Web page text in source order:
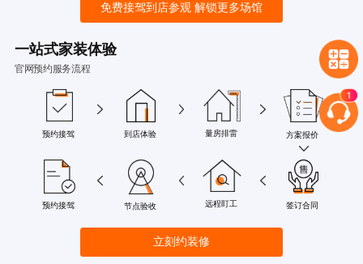
免费接驾到店参观 解锁更多场馆
一站式家装体验
官网预约服务流程
预约接驾 到店体验 量房排雷 方案报价
预约接驾 节点验收 远程盯工 签订合同
立刻约装修